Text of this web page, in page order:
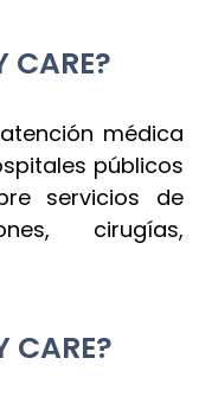
CARE?
médica
públicos
servicios de
cirugías,
CARE?